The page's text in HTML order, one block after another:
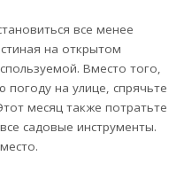
все менее
на открытом
Вместо того,
на улице, спрячьте
месяц также потратьте
садовые инструменты.